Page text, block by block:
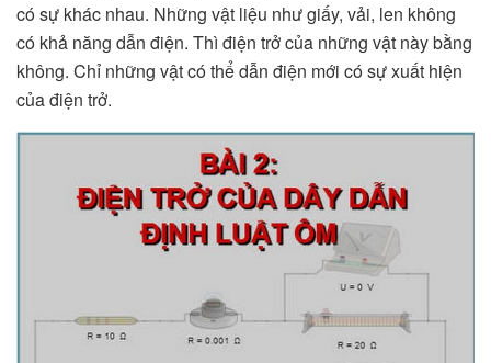
có sự khác nhau. Những vật liệu như giấy, vải, len không
có khả năng dẫn điện. Thì điện trở của những vật này bằng
không. Chỉ những vật có thể dẫn điện mới có sự xuất hiện
của điện trở.